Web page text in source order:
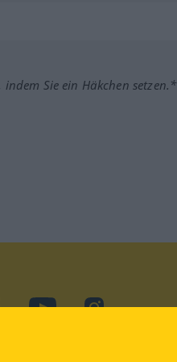
Sie ein Häkchen setzen.*
YouTubeInstagram